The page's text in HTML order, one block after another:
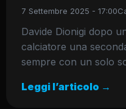
7 Settembre 2025 - 17:00
Davide Dionigi dopo
calciatore una
sempre con un solo
Leggi l’articolo →